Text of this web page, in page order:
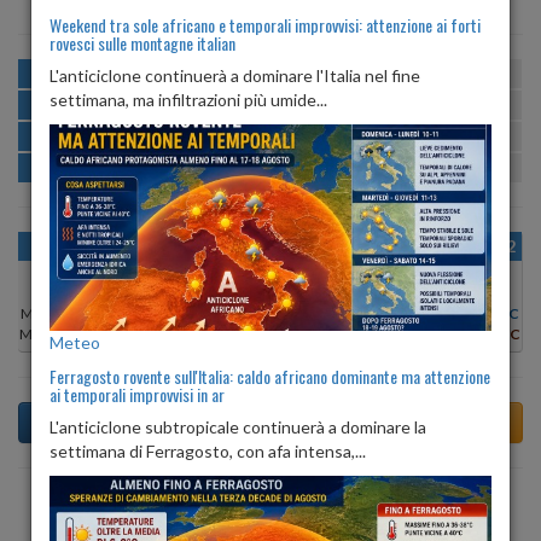
MATTINA min:19º max:30º
POMERIGGIO min:29º max:
SERA min:24º max:30º U:81%-89%
NOTTE min:20º max: 22º U:84%
OGGI
Min:19°C
Max:29°C
VEN 07
Min:21°C
Max:24°C
SAB 08
Min: 20°C
Max:23°C
DOM 09
Min:19°C
Max:26°C
LUN 10
Min:19°C
Max:30°C
MAR 11
Min:20°C
Max:30°C
MER 12
Min:20°C
Max:27°C
Previsioni del Tempo a Arta Terme tra 4 giorni
Weekend tra sole africano e temporali improvvisi: attenzione ai forti
rovesci sulle montagne italian
L'anticiclone continuerà a dominare l'Italia nel fine
settimana, ma infiltrazioni più umide...
Meteo
Ferragosto rovente sull'Italia: caldo africano dominante ma attenzione
ai temporali improvvisi in ar
L'anticiclone subtropicale continuerà a dominare la
settimana di Ferragosto, con afa intensa,...